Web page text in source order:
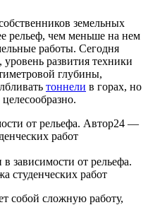
земельных
рельеф, чем меньше на нем
работы. Сегодня
развития техники
глубины,
тоннели в горах, но
зависимости от рельефа.
студенческих работ
собой сложную работу,